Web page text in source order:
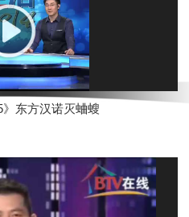
东方汉诺灭蛐螋